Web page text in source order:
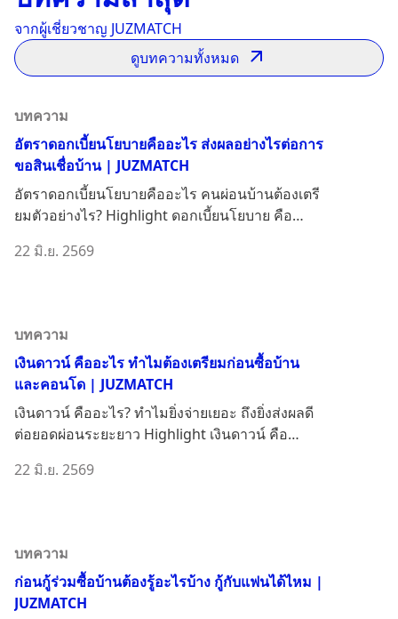
จากผู้เชี่ยวชาญ JUZMATCH
ดูบทความทั้งหมด
บทความ
อัตราดอกเบี้ยนโยบายคืออะไร ส่งผลอย่างไรต่อการ
ขอสินเชื่อบ้าน | JUZMATCH
อัตราดอกเบี้ยนโยบายคืออะไร คนผ่อนบ้านต้องเตรี
ยมตัวอย่างไร? Highlight ดอกเบี้ยนโยบาย คือ
22 มิ.ย. 2569
บทความ
เงินดาวน์ คืออะไร ทำไมต้องเตรียมก่อนซื้อบ้าน
และคอนโด | JUZMATCH
เงินดาวน์ คืออะไร? ทำไมยิ่งจ่ายเยอะ ถึงยิ่งส่งผลดี
ต่อยอดผ่อนระยะยาว Highlight เงินดาวน์ คือ
22 มิ.ย. 2569
บทความ
ก่อนกู้ร่วมซื้อบ้านต้องรู้อะไรบ้าง กู้กับแฟนได้ไหม |
JUZMATCH